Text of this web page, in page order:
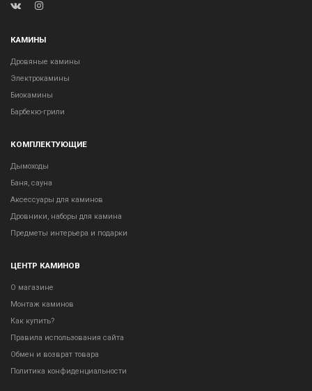
КАМИНЫ
Дровяные камины
Электрокамины
Биокамины
Барбекю-грили
КОМПЛЕКТУЮЩИЕ
Дымоходы
Баня, сауна
Аксессуары для каминов
Дровники, наборы для камина
Предметы интерьера и подарки
ЦЕНТР КАМИНОВ
О магазине
Монтаж каминов
Как купить?
Правила использования сайта
Обмен и возврат товара
Политика конфиденциальности